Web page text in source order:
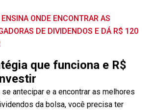
ONDE ENCONTRAR AS
DE DIVIDENDOS E DÁ R$ 120
que funciona e R$
se antecipar e a encontrar as melhores
da bolsa, você precisa ter